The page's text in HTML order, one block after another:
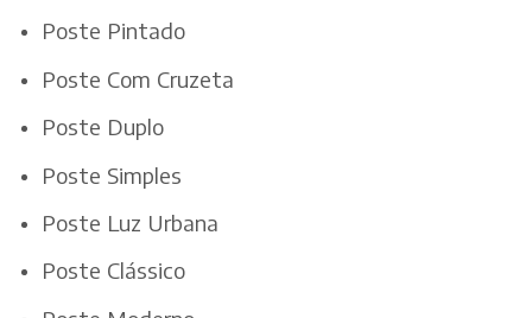
Poste Pintado
Poste Com Cruzeta
Poste Duplo
Poste Simples
Poste Luz Urbana
Poste Clássico